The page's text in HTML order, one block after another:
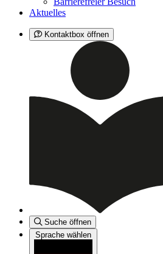
Aktuelles
Kontaktbox öffnen
Suche öffnen
Sprache wählen